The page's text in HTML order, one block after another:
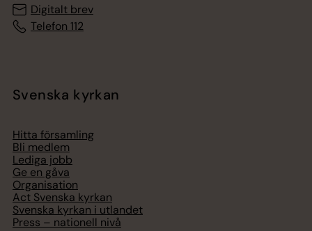
Digitalt brev
Telefon 112
Svenska kyrkan
Hitta församling
Bli medlem
Lediga jobb
Ge en gåva
Organisation
Act Svenska kyrkan
Svenska kyrkan i utlandet
Press – nationell nivå